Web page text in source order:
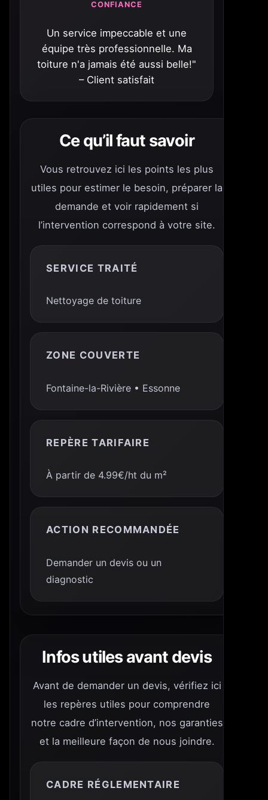
CONFIANCE
Un service impeccable et une
équipe très professionnelle. Ma
toiture n'a jamais été aussi belle!"
– Client satisfait
Ce qu’il faut savoir
Vous retrouvez ici les points les plus
utiles pour estimer le besoin, préparer la
demande et voir rapidement si
l’intervention correspond à votre site.
SERVICE TRAITÉ
Nettoyage de toiture
ZONE COUVERTE
Fontaine-la-Rivière • Essonne
REPÈRE TARIFAIRE
À partir de 4.99€/ht du m²
ACTION RECOMMANDÉE
Demander un devis ou un
diagnostic
Infos utiles avant devis
Avant de demander un devis, vérifiez ici
les repères utiles pour comprendre
notre cadre d’intervention, nos garanties
et la meilleure façon de nous joindre.
CADRE RÉGLEMENTAIRE